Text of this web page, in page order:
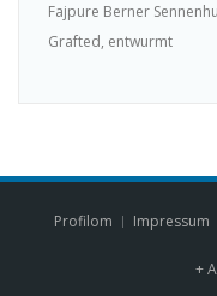
Fajpure Berner
Grafted, entwurmt
Profilom Impressum
+